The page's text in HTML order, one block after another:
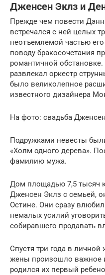
Дженсен Эклз и
Прежде чем повести
встречался с ней целых
неотъемлемой частью
поводу бракосочетания
романтичной
развлекал оркестр
было великолепное
известного дизайнера
На фото: свадьба
Подружками невесты
«Холм одного дерева».
фамилию мужа.
Дом площадью 7,5 тысяч
Дженсен Эклз с семьей,
Остине. Они сразу
немалых усилий
собиравшего продавать
Спустя три года в
жены произошло важное
родился их первый